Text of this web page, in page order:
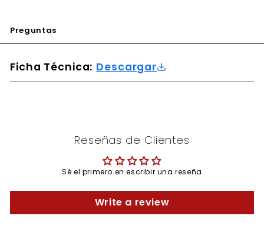
Preguntas
Ficha Técnica: Descargar
Reseñas de Clientes
Sé el primero en escribir una reseña
Write a review